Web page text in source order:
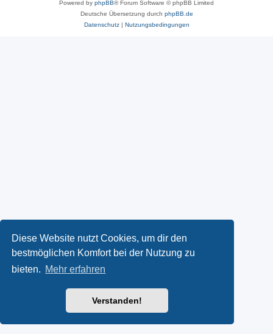
Diese Website nutzt Cookies, um dir den
bestmöglichen Komfort bei der Nutzung zu
bieten. Mehr erfahren
Verstanden!
Powered by phpBB® Forum Software © phpBB Limited
Deutsche Übersetzung durch phpBB.de
Datenschutz| Nutzungsbedingungen